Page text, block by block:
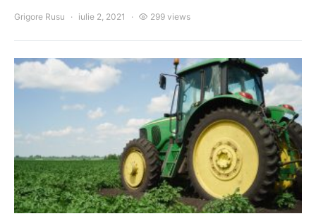
Grigore Rusu iulie 2, 2021 299 views